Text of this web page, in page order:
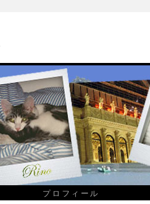
プロフィール